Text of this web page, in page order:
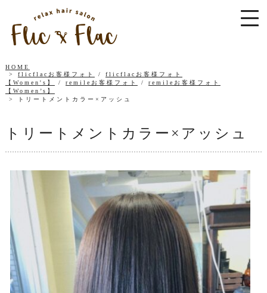
HOME
flicflacお客様フォト
/ flicflacお客様フォト
【Women's】
/ remileお客様フォト / remileお客様フォト
【Women’s】
トリートメントカラー×アッシュ
トリートメントカラー×アッシュ